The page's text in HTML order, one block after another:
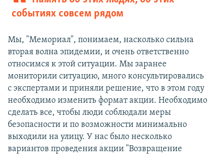
событиях совсем рядом
Мы, "Мемориал", понимаем, насколько сильна
вторая волна эпидемии, и очень ответственно
относимся к этой ситуации. Мы заранее
мониторили ситуацию, много консультировались
с экспертами и приняли решение, что в этом году
необходимо изменить формат акции. Необходимо
сделать все, чтобы люди соблюдали меры
безопасности и по возможности минимально
выходили на улицу. У нас было несколько
вариантов проведения акции "Возвращение